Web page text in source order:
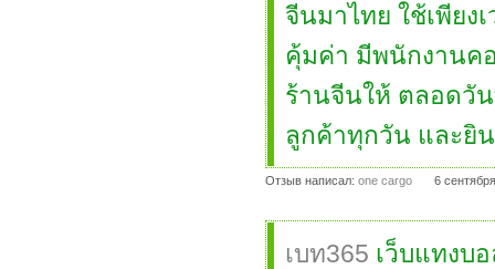
จีนมาไทย ใช้เพียง
คุ้มค่า มีพนักงานค
ร้านจีนให้ ตลอดวั
ลูกค้าทุกวัน และยิ
Отзыв написал: one cargo 6
เบท365 เว็บแทงบ